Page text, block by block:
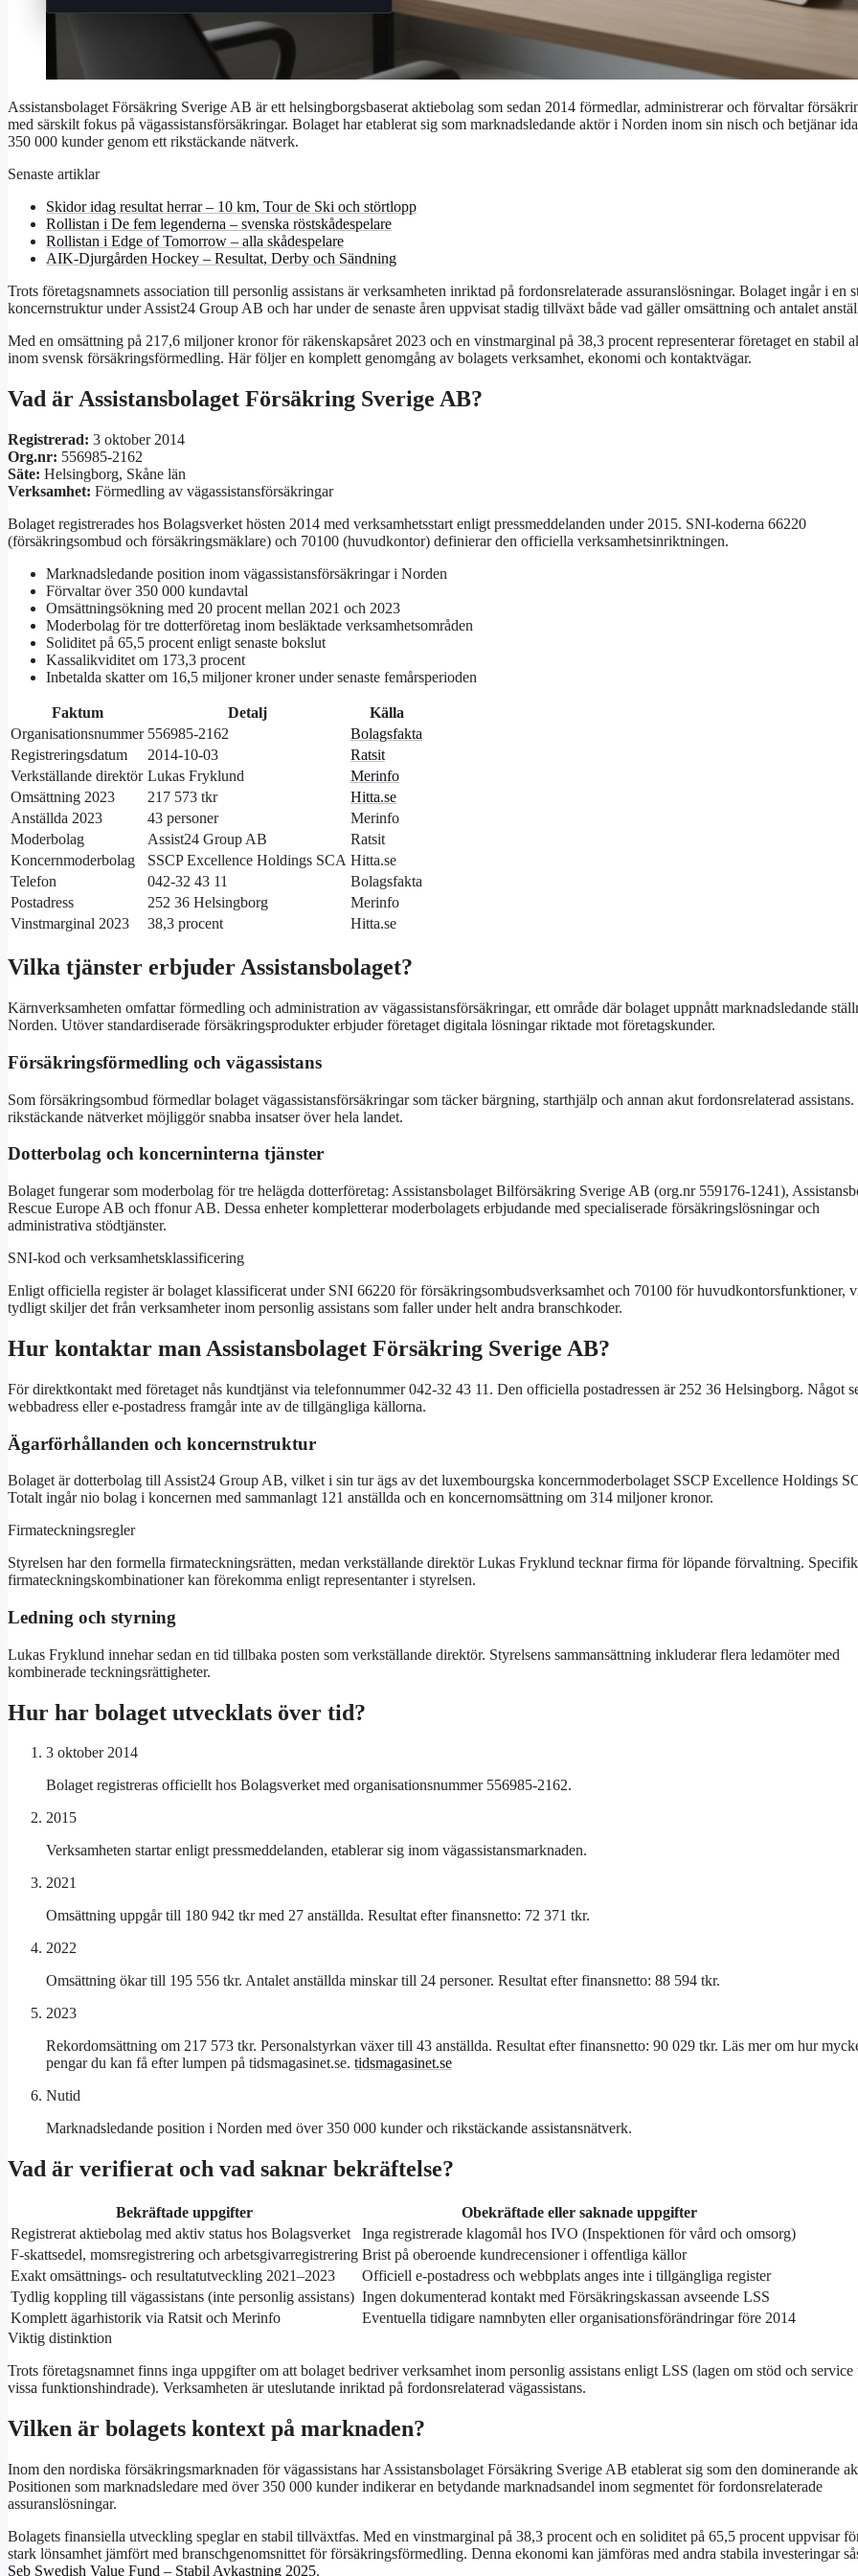
Assistansbolaget Försäkring Sverige AB är ett helsingborgsbaserat aktiebolag som sedan 2014 förmedlar, administrerar och förvaltar
med särskilt fokus på vägassistansförsäkringar. Bolaget har etablerat sig som marknadsledande aktör i Norden inom sin nisch och betjänar
350 000 kunder genom ett rikstäckande nätverk.
Senaste artiklar
Skidor idag resultat herrar – 10 km, Tour de Ski och störtlopp
Rollistan i De fem legenderna – svenska röstskådespelare
Rollistan i Edge of Tomorrow – alla skådespelare
AIK-Djurgården Hockey – Resultat, Derby och Sändning
Trots företagsnamnets association till personlig assistans är verksamheten inriktad på fordonsrelaterade assuranslösningar. Bolaget ingår i en
koncernstruktur under Assist24 Group AB och har under de senaste åren uppvisat stadig tillväxt både vad gäller omsättning och antalet
Med en omsättning på 217,6 miljoner kronor för räkenskapsåret 2023 och en vinstmarginal på 38,3 procent representerar företaget en stabil
inom svensk försäkringsförmedling. Här följer en komplett genomgång av bolagets verksamhet, ekonomi och kontaktvägar.
Vad är Assistansbolaget Försäkring Sverige AB?
Registrerad: 3 oktober 2014
Org.nr: 556985-2162
Säte: Helsingborg, Skåne län
Verksamhet: Förmedling av vägassistansförsäkringar
Bolaget registrerades hos Bolagsverket hösten 2014 med verksamhetsstart enligt pressmeddelanden under 2015. SNI-koderna 66220
(försäkringsombud och försäkringsmäklare) och 70100 (huvudkontor) definierar den officiella verksamhetsinriktningen.
Marknadsledande position inom vägassistansförsäkringar i Norden
Förvaltar över 350 000 kundavtal
Omsättningsökning med 20 procent mellan 2021 och 2023
Moderbolag för tre dotterföretag inom besläktade verksamhetsområden
Soliditet på 65,5 procent enligt senaste bokslut
Kassalikviditet om 173,3 procent
Inbetalda skatter om 16,5 miljoner kroner under senaste femårsperioden
Faktum Detalj
Källa
Organisationsnummer 556985-2162
Bolagsfakta
Registreringsdatum
2014-10-03
Ratsit
Verkställande direktör Lukas Fryklund
Merinfo
Omsättning 2023
217 573 tkr
Hitta.se
Anställda 2023
43 personer
Merinfo
Moderbolag
Assist24 Group AB
Ratsit
Koncernmoderbolag
SSCP Excellence Holdings SCA Hitta.se
Telefon
042-32 43 11
Bolagsfakta
Postadress
252 36 Helsingborg
Merinfo
Vinstmarginal 2023
38,3 procent Hitta.se
Vilka tjänster erbjuder Assistansbolaget?
Kärnverksamheten omfattar förmedling och administration av vägassistansförsäkringar, ett område där bolaget uppnått marknadsledande
Norden. Utöver standardiserade försäkringsprodukter erbjuder företaget digitala lösningar riktade mot företagskunder.
Försäkringsförmedling och vägassistans
Som försäkringsombud förmedlar bolaget vägassistansförsäkringar som täcker bärgning, starthjälp och annan akut fordonsrelaterad
rikstäckande nätverket möjliggör snabba insatser över hela landet.
Dotterbolag och koncerninterna tjänster
Bolaget fungerar som moderbolag för tre helägda dotterföretag: Assistansbolaget Bilförsäkring Sverige AB (org.nr 559176-1241),
Rescue Europe AB och ffonur AB. Dessa enheter kompletterar moderbolagets erbjudande med specialiserade försäkringslösningar och
administrativa stödtjänster.
SNI-kod och verksamhetsklassificering
Enligt officiella register är bolaget klassificerat under SNI 66220 för försäkringsombudsverksamhet och 70100 för huvudkontorsfunktioner,
tydligt skiljer det från verksamheter inom personlig assistans som faller under helt andra branschkoder.
Hur kontaktar man Assistansbolaget Försäkring Sverige AB?
För direktkontakt med företaget nås kundtjänst via telefonnummer 042-32 43 11. Den officiella postadressen är 252 36 Helsingborg. Något
webbadress eller e-postadress framgår inte av de tillgängliga källorna.
Ägarförhållanden och koncernstruktur
Bolaget är dotterbolag till Assist24 Group AB, vilket i sin tur ägs av det luxembourgska koncernmoderbolaget SSCP Excellence Holdings
Totalt ingår nio bolag i koncernen med sammanlagt 121 anställda och en koncernomsättning om 314 miljoner kronor.
Firmateckningsregler
Styrelsen har den formella firmateckningsrätten, medan verkställande direktör Lukas Fryklund tecknar firma för löpande förvaltning.
firmateckningskombinationer kan förekomma enligt representanter i styrelsen.
Ledning och styrning
Lukas Fryklund innehar sedan en tid tillbaka posten som verkställande direktör. Styrelsens sammansättning inkluderar flera ledamöter med
kombinerade teckningsrättigheter.
Hur har bolaget utvecklats över tid?
3 oktober 2014
Bolaget registreras officiellt hos Bolagsverket med organisationsnummer 556985-2162.
2015
Verksamheten startar enligt pressmeddelanden, etablerar sig inom vägassistansmarknaden.
2021
Omsättning uppgår till 180 942 tkr med 27 anställda. Resultat efter finansnetto: 72 371 tkr.
2022
Omsättning ökar till 195 556 tkr. Antalet anställda minskar till 24 personer. Resultat efter finansnetto: 88 594 tkr.
2023
Rekordomsättning om 217 573 tkr. Personalstyrkan växer till 43 anställda. Resultat efter finansnetto: 90 029 tkr. Läs mer om hur
pengar du kan få efter lumpen på tidsmagasinet.se. tidsmagasinet.se
Nutid
Marknadsledande position i Norden med över 350 000 kunder och rikstäckande assistansnätverk.
Vad är verifierat och vad saknar bekräftelse?
Bekräftade uppgifter
Obekräftade eller saknade uppgifter
Registrerat aktiebolag med aktiv status hos Bolagsverket
Inga registrerade klagomål hos IVO (Inspektionen för vård och omsorg)
F-skattsedel, momsregistrering och arbetsgivarregistrering Brist på oberoende kundrecensioner i offentliga källor
Exakt omsättnings- och resultatutveckling 2021–2023
Officiell e-postadress och webbplats anges inte i tillgängliga register
Tydlig koppling till vägassistans (inte personlig assistans) Ingen dokumenterad kontakt med Försäkringskassan avseende LSS
Komplett ägarhistorik via Ratsit och Merinfo
Eventuella tidigare namnbyten eller organisationsförändringar före 2014
Viktig distinktion
Trots företagsnamnet finns inga uppgifter om att bolaget bedriver verksamhet inom personlig assistans enligt LSS (lagen om stöd och
vissa funktionshindrade). Verksamheten är uteslutande inriktad på fordonsrelaterad vägassistans.
Vilken är bolagets kontext på marknaden?
Inom den nordiska försäkringsmarknaden för vägassistans har Assistansbolaget Försäkring Sverige AB etablerat sig som den dominerande
Positionen som marknadsledare med över 350 000 kunder indikerar en betydande marknadsandel inom segmentet för fordonsrelaterade
assuranslösningar.
Bolagets finansiella utveckling speglar en stabil tillväxtfas. Med en vinstmarginal på 38,3 procent och en soliditet på 65,5 procent uppvisar
stark lönsamhet jämfört med branschgenomsnittet för försäkringsförmedling. Denna ekonomi kan jämföras med andra stabila investeringar
Seb Swedish Value Fund – Stabil Avkastning 2025.